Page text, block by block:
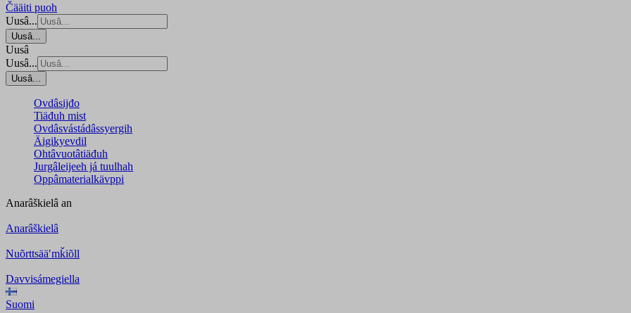
Čääiti puoh
Uusâ...
Uusâ...
Uusâ
Uusâ...
Uusâ...
Ovdâsijđo
Tiäđuh mist
Ovdâsvástádâssyergih
Äigikyevdil
Ohtâvuotâtiäđuh
Jurgâleijeeh já tuulhah
Oppâmaterialkävppi
Anarâškielâ an
Anarâškielâ
Nuõrttsääʹmǩiõll
Davvisámegiella
Suomi